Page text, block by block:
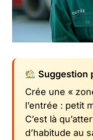
Suggestion
Crée une «
l’entrée : petit
C’est là
d’habitude au